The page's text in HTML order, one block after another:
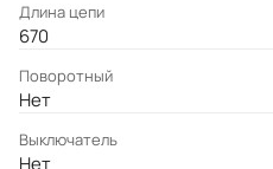
Длина цепи
670
Поворотный
Нет
Выключатель
Нет